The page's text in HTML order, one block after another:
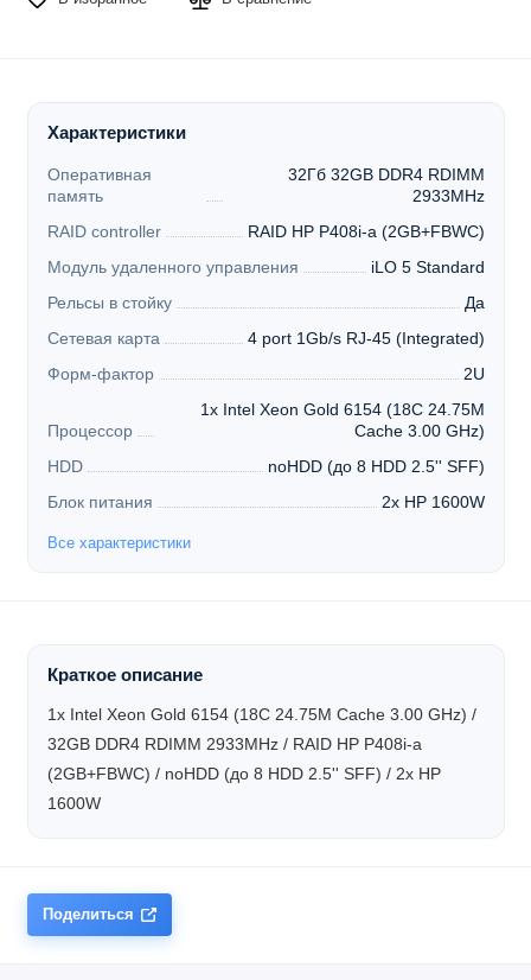
Характеристики
Оперативная
память
32Гб 32GB DDR4 RDIMM
2933MHz
RAID controller
RAID HP P408i-a (2GB+FBWC)
Модуль удаленного управления
iLO 5 Standard
Рельсы в стойку
Да
Сетевая карта
4 port 1Gb/s RJ-45 (Integrated)
Форм-фактор
2U
Процессор
1x Intel Xeon Gold 6154 (18C 24.75M
Cache 3.00 GHz)
HDD
noHDD (до 8 HDD 2.5'' SFF)
Блок питания
2x HP 1600W
Все характеристики
Краткое описание
1x Intel Xeon Gold 6154 (18C 24.75M Cache 3.00 GHz) /
32GB DDR4 RDIMM 2933MHz / RAID HP P408i-a
(2GB+FBWC) / noHDD (до 8 HDD 2.5'' SFF) / 2x HP
1600W
Поделиться